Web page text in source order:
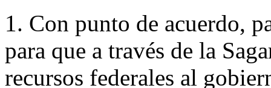
1. Con punto de acuerdo,
para que a través de la
recursos federales al